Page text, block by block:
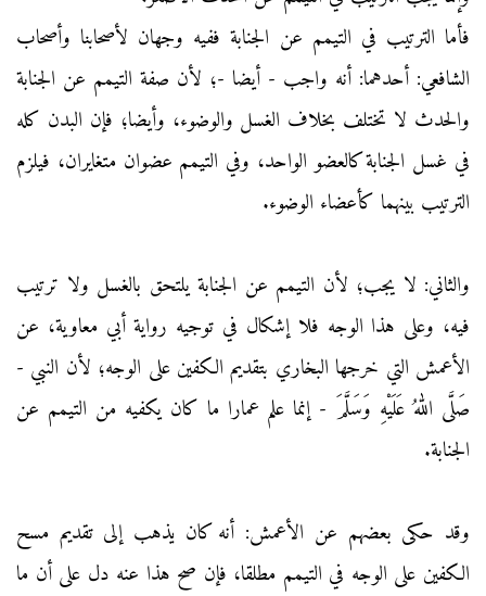
فأما الترتيب في التيمم عن الجنابة ففيه وجهان لأصحابنا وأصحاب
الشافعي: أحدهما: أنه واجب - أيضا -؛ لأن صفة التيمم عن الجنابة
والحدث لا تختلف بخلاف الغسل والوضوء، وأيضا؛ فإن البدن كله
في غسل الجنابة كالعضو الواحد، وفي التيمم عضوان متغايران، فيلزم
الترتيب بينهما كأعضاء الوضوء.
والثاني: لا يجب؛ لأن التيمم عن الجنابة يلتحق بالغسل ولا ترتيب
فيه، وعلى هذا الوجه فلا إشكال في توجيه رواية أبي معاوية، عن
الأعمش التي خرجها البخاري بتقديم الكفين على الوجه؛ لأن النبي -
صَلَّى اللهُ عَلَيْهِ وَسَلَّمَ - إنما علم عمارا ما كان يكفيه من التيمم عن
الجنابة.
وقد حكى بعضهم عن الأعمش: أنه كان يذهب إلى تقديم مسح
الكفين على الوجه في التيمم مطلقا، فإن صح هذا عنه دل على أن ما